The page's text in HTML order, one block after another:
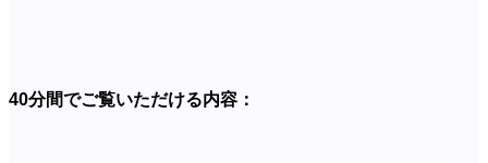
40分間でご覧いただける内容：